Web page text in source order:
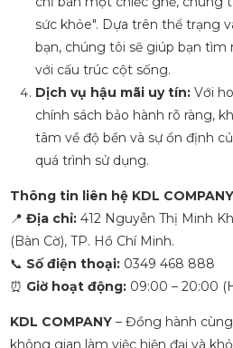
sức khỏe". Dựa trên thể trạng
bạn, chúng tôi sẽ giúp bạn tìm
với cấu trúc cột sống.
Dịch vụ hậu mãi uy tín:Với
chính sách bảo hành rõ ràng,
tâm về độ bền và sự ổn định
quá trình sử dụng.
Thông tin liên hệ KDL
📍 Địa chỉ:412 Nguyễn Thị Minh
(Bàn Cờ), TP. Hồ Chí Minh.
📞 Số điện thoại:0349 468 888
⏰ Giờ hoạt động:09:00 – 20:00
KDL COMPANY– Đồng hành
không gian làm việc hiện đại và